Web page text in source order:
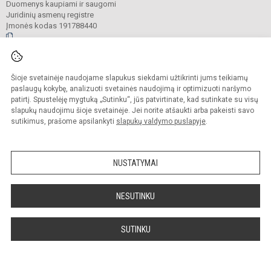
Šioje svetainėje naudojame slapukus siekdami užtikrinti jums teikiamų
paslaugų kokybę, analizuoti svetainės naudojimą ir optimizuoti naršymo
patirtį. Spustelėję mygtuką „Sutinku“, jūs patvirtinate, kad sutinkate su visų
slapukų naudojimu šioje svetainėje. Jei norite atšaukti arba pakeisti savo
sutikimus, prašome apsilankyti slapukų valdymo puslapyje.
NUSTATYMAI
NESUTINKU
SUTINKU
Duomenys kaupiami ir saugomi
Juridinių asmenų registre
Įmonės kodas 191788440
Visos teisės saugomos. Kopijuoti turinį be raštiško įstaigos administracijos
sutikimo griežtai draudžiama.
Prieinamumo paraiška Slapukų politika
Sumanus būdas atnaujinti